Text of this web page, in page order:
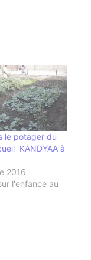
le potager du
KANDYAA à
2016
l'enfance au